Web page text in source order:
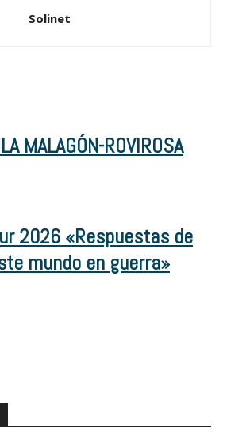
Solinet
MALAGÓN-ROVIROSA
2026 «Respuestas de
mundo en guerra»